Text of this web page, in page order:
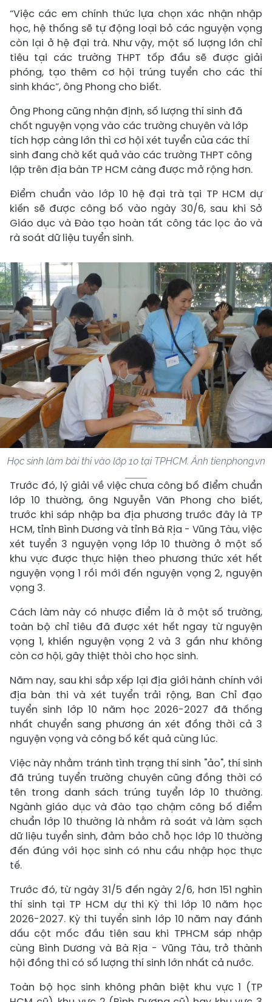
“Việc các em chính thức lựa chọn xác nhận nhập
học, hệ thống sẽ tự động loại bỏ các nguyện vọng
còn lại ở hệ đại trà. Như vậy, một số lượng lớn chỉ
tiêu tại các trường THPT tốp đầu sẽ được giải
phóng, tạo thêm cơ hội trúng tuyển cho các thí
sinh khác”, ông Phong cho biết.
Ông Phong cũng nhận định, số lượng thí sinh đã
chốt nguyện vọng vào các trường chuyên và lớp
tích hợp càng lớn thì cơ hội xét tuyển của các thí
sinh đang chờ kết quả vào các trường THPT công
lập trên địa bàn TP HCM càng được mở rộng hơn.
Điểm chuẩn vào lớp 10 hệ đại trà tại TP HCM dự
kiến sẽ được công bố vào ngày 30/6, sau khi Sở
Giáo dục và Đào tạo hoàn tất công tác lọc ảo và
rà soát dữ liệu tuyển sinh.
Học sinh làm bài thi vào lớp 10 tại TPHCM. Ảnh tienphong.vn
Trước đó, lý giải về việc chưa công bố điểm chuẩn
lớp 10 thường, ông Nguyễn Văn Phong cho biết,
trước khi sáp nhập ba địa phương trước đây là TP
HCM, tỉnh Bình Dương và tỉnh Bà Rịa - Vũng Tàu, việc
xét tuyển 3 nguyện vọng lớp 10 thường ở một số
khu vực được thực hiện theo phương thức xét hết
nguyện vọng 1 rồi mới đến nguyện vọng 2, nguyện
vọng 3.
Cách làm này có nhược điểm là ở một số trường,
toàn bộ chỉ tiêu đã được xét hết ngay từ nguyện
vọng 1, khiến nguyện vọng 2 và 3 gần như không
còn cơ hội, gây thiệt thòi cho học sinh.
Năm nay, sau khi sắp xếp lại địa giới hành chính với
địa bàn thi và xét tuyển trải rộng, Ban Chỉ đạo
tuyển sinh lớp 10 năm học 2026-2027 đã thống
nhất chuyển sang phương án xét đồng thời cả 3
nguyện vọng và công bố kết quả cùng lúc.
Việc này nhằm tránh tình trạng thí sinh "ảo", thí sinh
đã trúng tuyển trường chuyên cũng đồng thời có
tên trong danh sách trúng tuyển lớp 10 thường.
Ngành giáo dục và đào tạo chậm công bố điểm
chuẩn lớp 10 thường là nhằm rà soát và làm sạch
dữ liệu tuyển sinh, đảm bảo chỗ học lớp 10 thường
đến đúng với học sinh có nhu cầu nhập học thực
tế.
Trước đó, từ ngày 31/5 đến ngày 2/6, hơn 151 nghìn
thí sinh tại TP HCM dự thi Kỳ thi lớp 10 năm học
2026-2027. Kỳ thi tuyển sinh lớp 10 năm nay đánh
dấu cột mốc đầu tiên sau khi TPHCM sáp nhập
cùng Bình Dương và Bà Rịa - Vũng Tàu, trở thành
hội đồng thi có số lượng thí sinh lớn nhất cả nước.
Toàn bộ học sinh không phân biệt khu vực 1 (TP